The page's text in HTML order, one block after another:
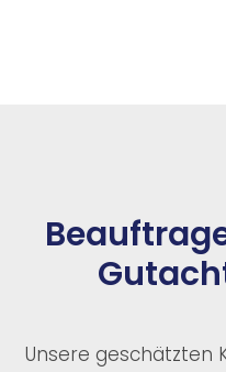
Unsere geschätzten